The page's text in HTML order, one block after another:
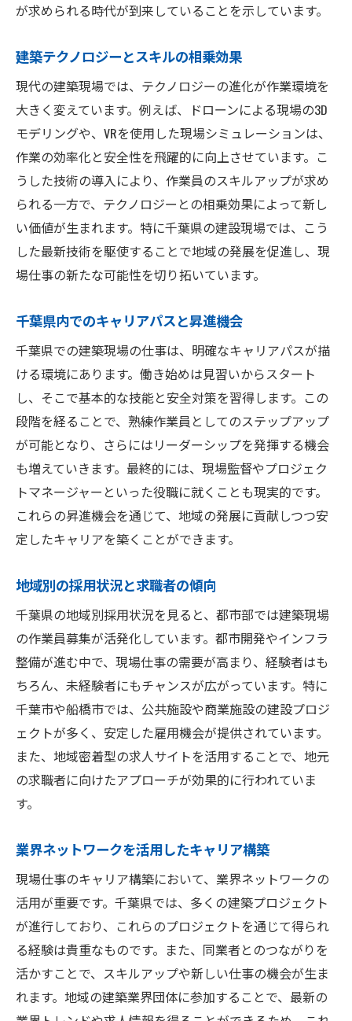
が求められる時代が到来していることを示しています。
建築テクノロジーとスキルの相乗効果
現代の建築現場では、テクノロジーの進化が作業環境を
大きく変えています。例えば、ドローンによる現場の3D
モデリングや、VRを使用した現場シミュレーションは、
作業の効率化と安全性を飛躍的に向上させています。こ
うした技術の導入により、作業員のスキルアップが求め
られる一方で、テクノロジーとの相乗効果によって新し
い価値が生まれます。特に千葉県の建設現場では、こう
した最新技術を駆使することで地域の発展を促進し、現
場仕事の新たな可能性を切り拓いています。
千葉県内でのキャリアパスと昇進機会
千葉県での建築現場の仕事は、明確なキャリアパスが描
ける環境にあります。働き始めは見習いからスタート
し、そこで基本的な技能と安全対策を習得します。この
段階を経ることで、熟練作業員としてのステップアップ
が可能となり、さらにはリーダーシップを発揮する機会
も増えていきます。最終的には、現場監督やプロジェク
トマネージャーといった役職に就くことも現実的です。
これらの昇進機会を通じて、地域の発展に貢献しつつ安
定したキャリアを築くことができます。
地域別の採用状況と求職者の傾向
千葉県の地域別採用状況を見ると、都市部では建築現場
の作業員募集が活発化しています。都市開発やインフラ
整備が進む中で、現場仕事の需要が高まり、経験者はも
ちろん、未経験者にもチャンスが広がっています。特に
千葉市や船橋市では、公共施設や商業施設の建設プロジ
ェクトが多く、安定した雇用機会が提供されています。
また、地域密着型の求人サイトを活用することで、地元
の求職者に向けたアプローチが効果的に行われていま
す。
業界ネットワークを活用したキャリア構築
現場仕事のキャリア構築において、業界ネットワークの
活用が重要です。千葉県では、多くの建築プロジェクト
が進行しており、これらのプロジェクトを通じて得られ
る経験は貴重なものです。また、同業者とのつながりを
活かすことで、スキルアップや新しい仕事の機会が生ま
れます。地域の建築業界団体に参加することで、最新の